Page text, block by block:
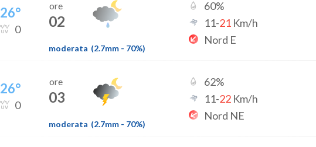
26°
0
ore
02
moderata (2.7mm - 70%)
60%
11-21 Km/h
Nord E
26°
0
ore
03
moderata (2.7mm - 70%)
62%
11-22 Km/h
Nord NE